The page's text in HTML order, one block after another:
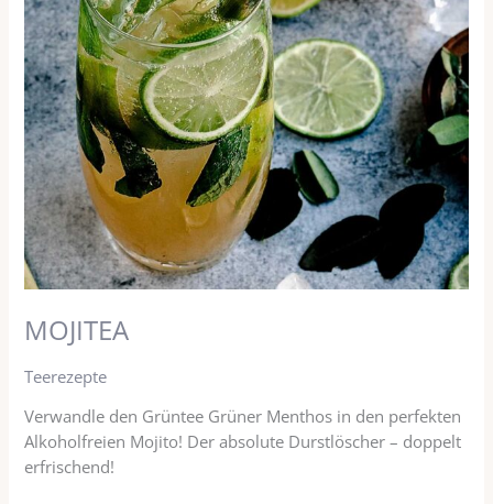
MOJITEA
Teerezepte
Verwandle den Grüntee Grüner Menthos in den perfekten
Alkoholfreien Mojito! Der absolute Durstlöscher – doppelt
erfrischend!